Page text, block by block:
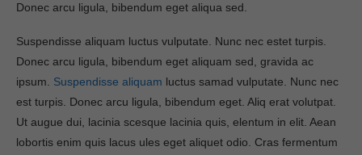
Donec arcu ligula, bibendum eget aliqua sed.
Suspendisse aliquam luctus vulputate. Nunc nec estet turpis.
Donec arcu ligula, bibendum eget aliquam sed, gravida ac
ipsum. Suspendisse aliquam luctus samad vulputate. Nunc nec
est turpis. Donec arcu ligula, bibendum eget. Aliq erat volutpat.
Ut augue dui, lacinia scesque lacinia quis, elentum in elit. Aean
lobortis enim quis lacus ules eget aliquet odio. Cras fermentum